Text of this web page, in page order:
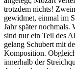
trotzdem nichts!
gewidmet, einmal im
Jahr später nochmals.
sind nur ein Teil des
gelang Schubert mit
Komposition.
innerhalb der